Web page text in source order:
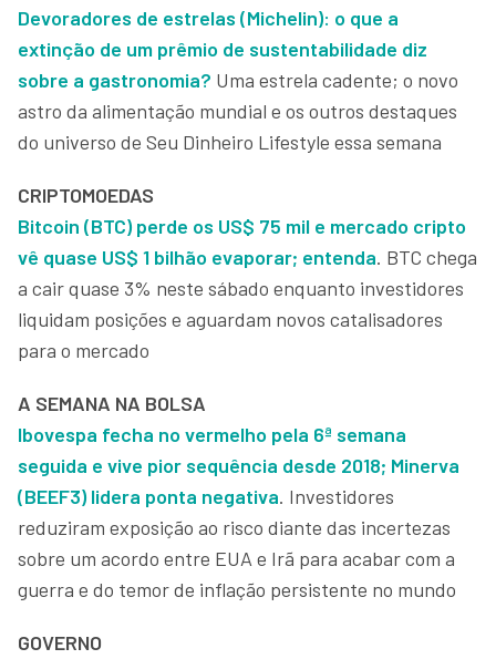
Devoradores de estrelas (Michelin): o que a
extinção de um prêmio de sustentabilidade diz
sobre a gastronomia? Uma estrela cadente; o novo
astro da alimentação mundial e os outros destaques
do universo de Seu Dinheiro Lifestyle essa semana
CRIPTOMOEDAS
Bitcoin (BTC) perde os US$ 75 mil e mercado cripto
vê quase US$ 1 bilhão evaporar; entenda. BTC chega
a cair quase 3% neste sábado enquanto investidores
liquidam posições e aguardam novos catalisadores
para o mercado
A SEMANA NA BOLSA
Ibovespa fecha no vermelho pela 6ª semana
seguida e vive pior sequência desde 2018; Minerva
(BEEF3) lidera ponta negativa. Investidores
reduziram exposição ao risco diante das incertezas
sobre um acordo entre EUA e Irã para acabar com a
guerra e do temor de inflação persistente no mundo
GOVERNO